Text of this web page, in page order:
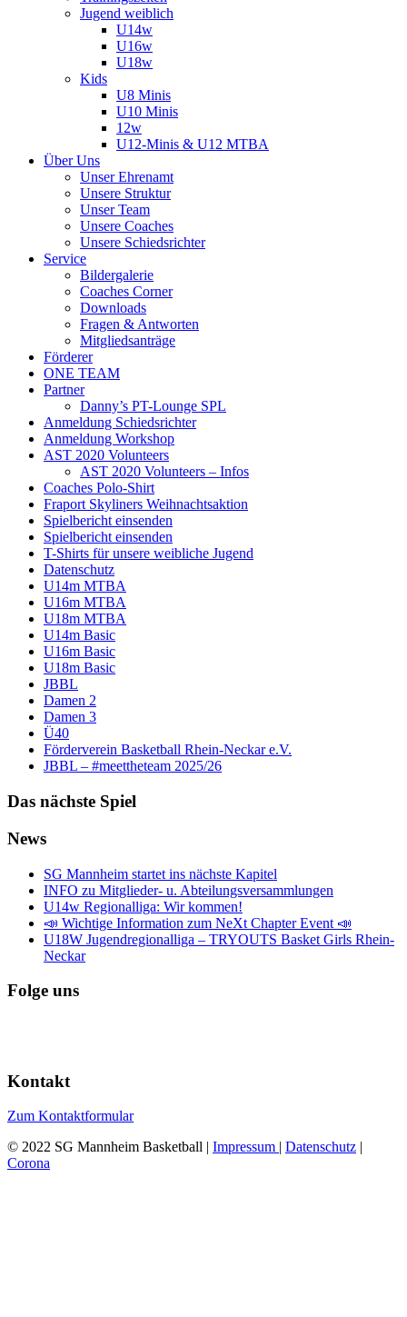
Jugend weiblich
U14w
U16w
U18w
Kids
U8 Minis
U10 Minis
12w
U12-Minis & U12 MTBA
Über Uns
Unser Ehrenamt
Unsere Struktur
Unser Team
Unsere Coaches
Unsere Schiedsrichter
Service
Bildergalerie
Coaches Corner
Downloads
Fragen & Antworten
Mitgliedsanträge
Förderer
ONE TEAM
Partner
Danny’s PT-Lounge SPL
Anmeldung Schiedsrichter
Anmeldung Workshop
AST 2020 Volunteers
AST 2020 Volunteers – Infos
Coaches Polo-Shirt
Fraport Skyliners Weihnachtsaktion
Spielbericht einsenden
Spielbericht einsenden
T-Shirts für unsere weibliche Jugend
Datenschutz
U14m MTBA
U16m MTBA
U18m MTBA
U14m Basic
U16m Basic
U18m Basic
JBBL
Damen 2
Damen 3
Ü40
Förderverein Basketball Rhein-Neckar e.V.
JBBL – #meettheteam 2025/26
Das nächste Spiel
News
SG Mannheim startet ins nächste Kapitel
INFO zu Mitglieder- u. Abteilungsversammlungen
U14w Regionalliga: Wir kommen!
📣 Wichtige Information zum NeXt Chapter Event 📣
U18W Jugendregionalliga – TRYOUTS Basket Girls Rhein-
Neckar
Folge uns
Kontakt
Zum Kontaktformular
© 2022 SG Mannheim Basketball | Impressum Datenschutz
Corona